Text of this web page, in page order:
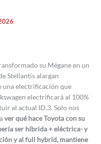
su Mégane en un
Stellantis alargan
una electrificación que
electrificará al 100%
al actual ID.3. Solo nos
ver qué hace Toyota con su
ser híbrida + eléctrica- y
y al full hybrid, mantiene